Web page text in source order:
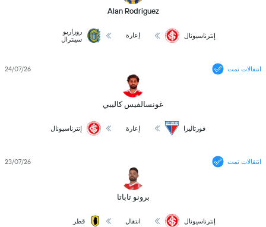
Alan Rodriguez
إنترناسيونال إعارة
روزاريو
سينترال
انتقالات تمت
غونسالفيس كاليبي
24/07/26
فورتاليزا إعارة إنترناسيونال
انتقالات تمت
برونو تاباتا
23/07/26
إنترناسيونال انتقال قطر